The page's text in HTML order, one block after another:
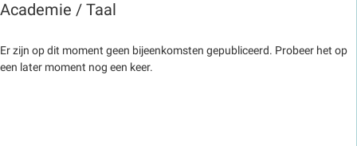
Academie / Taal
Er zijn op dit moment geen bijeenkomsten gepubliceerd. Probeer het op
een later moment nog een keer.